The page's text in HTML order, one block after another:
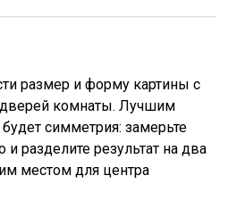
размер и форму картины с
комнаты. Лучшим
симметрия: замерьте
и разделите результат на два
местом для центра